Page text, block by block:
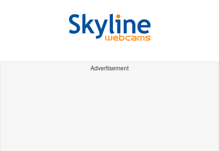
Advertisement